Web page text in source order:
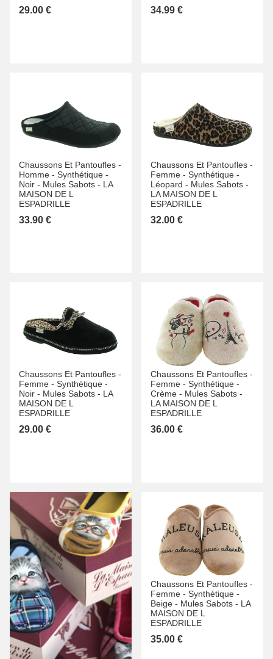
29.00 € 34.99 €
Chaussons Et Pantoufles -
Homme - Synthétique -
Noir - Mules Sabots - LA
MAISON DE L
ESPADRILLE
33.90 €
Chaussons Et Pantoufles -
Femme - Synthétique -
Léopard - Mules Sabots -
LA MAISON DE L
ESPADRILLE
32.00 €
Chaussons Et Pantoufles -
Femme - Synthétique -
Noir - Mules Sabots - LA
MAISON DE L
ESPADRILLE
29.00 €
Chaussons Et Pantoufles -
Femme - Synthétique -
Crème - Mules Sabots -
LA MAISON DE L
ESPADRILLE
36.00 €
Chaussons Et Pantoufles -
Femme - Synthétique -
Beige - Mules Sabots - LA
MAISON DE L
ESPADRILLE
35.00 €